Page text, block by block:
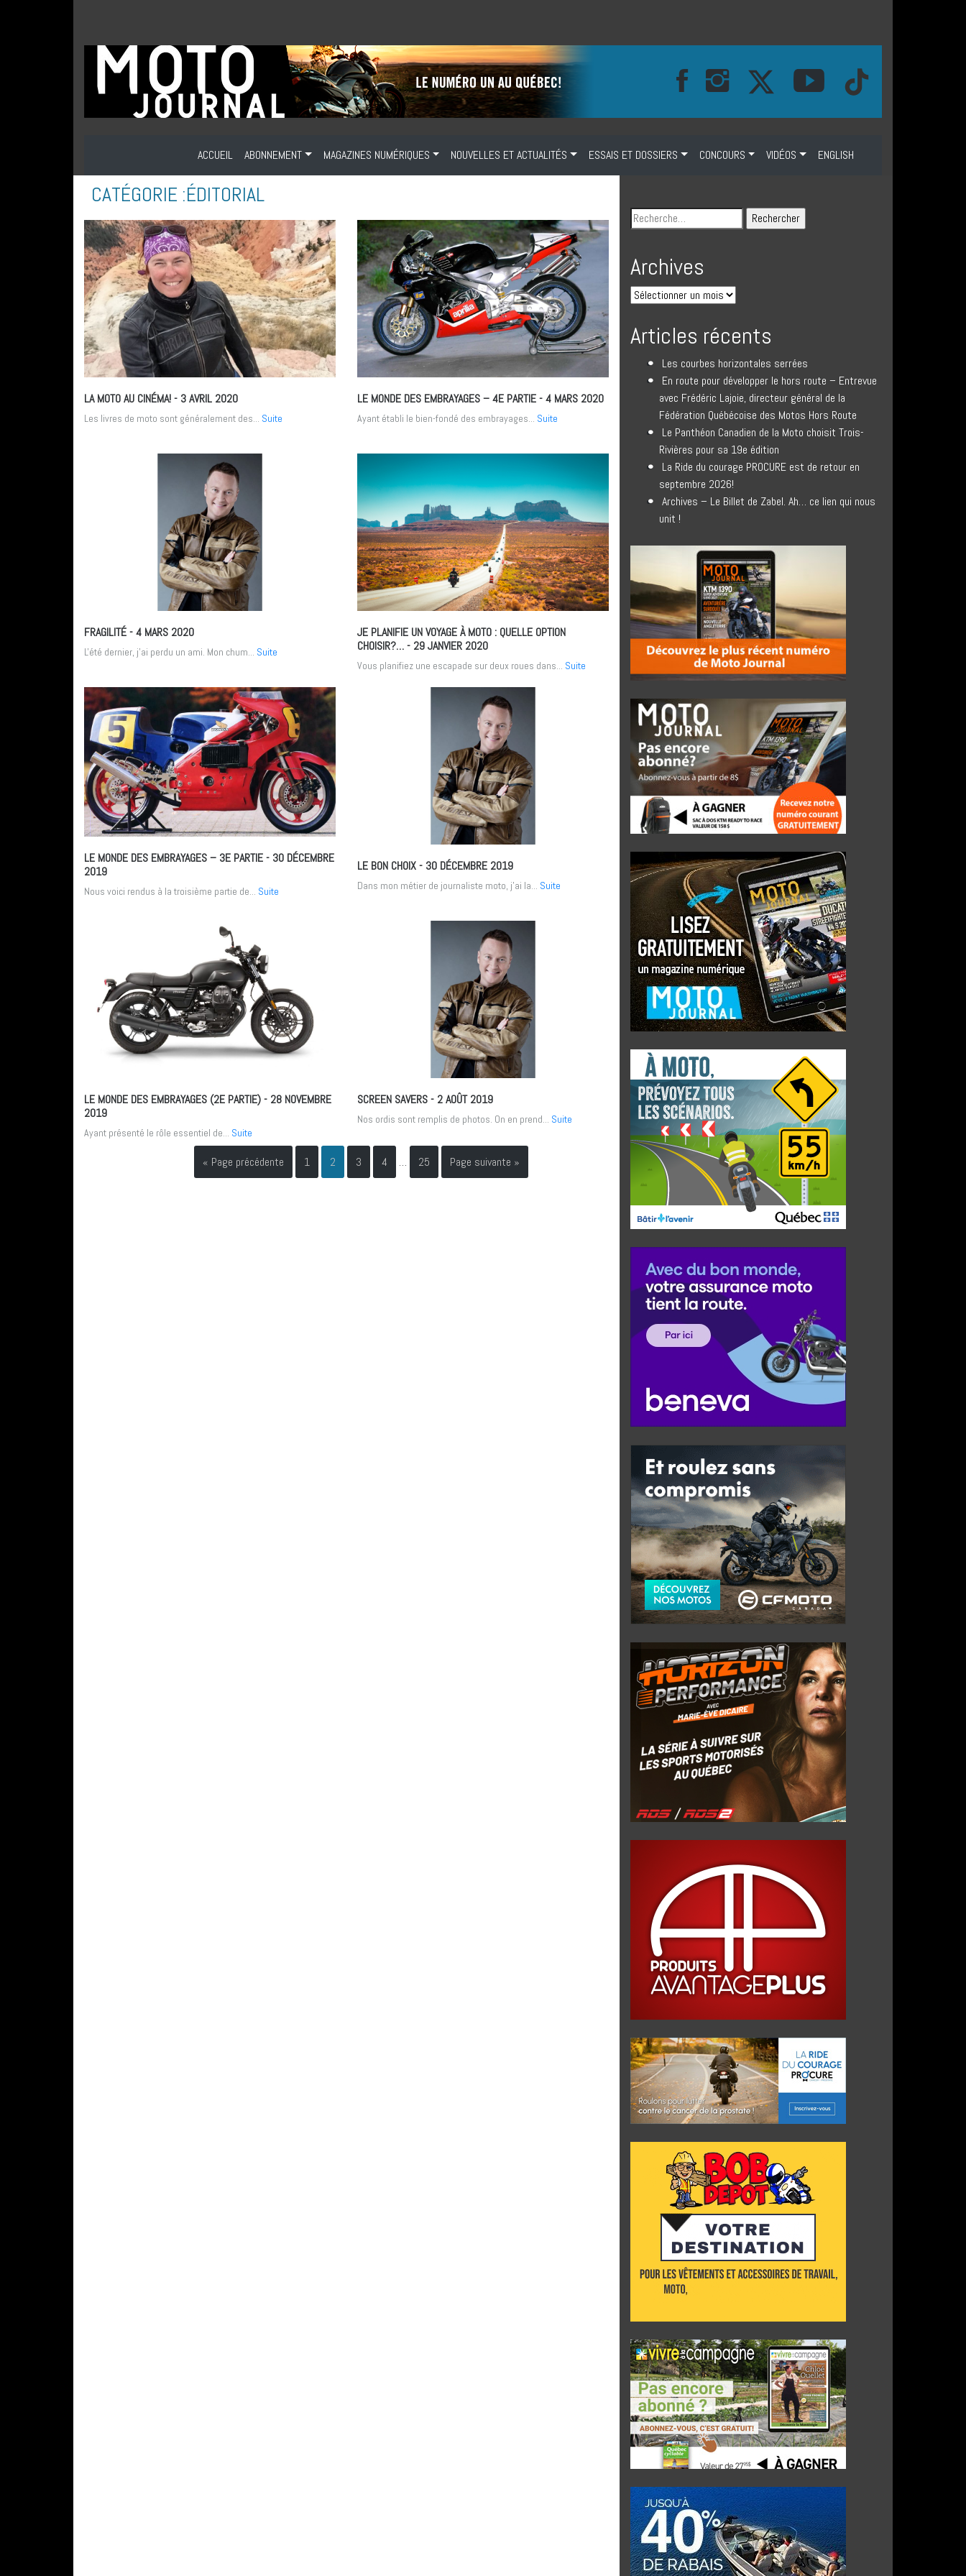
ACCUEIL ABONNEMENT MAGAZINES NUMÉRIQUES NOUVELLES ET ACTUALITÉS ESSAIS ET DOSSIERS CONCOURS VIDÉOS ENGLISH
CATÉGORIE :ÉDITORIAL
LA MOTO AU CINÉMA!- 3 AVRIL 2020
Les livres de moto sont généralement des... Suite
LE MONDE DES EMBRAYAGES – 4E PARTIE- 4 MARS 2020
Ayant établi le bien-fondé des embrayages... Suite
FRAGILITÉ- 4 MARS 2020
L'été dernier, j’ai perdu un ami. Mon chum... Suite
JE PLANIFIE UN VOYAGE À MOTO : QUELLE OPTION
CHOISIR?…- 29 JANVIER 2020
Vous planifiez une escapade sur deux roues dans... Suite
LE MONDE DES EMBRAYAGES – 3E PARTIE- 30 DÉCEMBRE
2019
Nous voici rendus à la troisième partie de... Suite
LE BON CHOIX- 30 DÉCEMBRE 2019
Dans mon métier de journaliste moto, j’ai la... Suite
LE MONDE DES EMBRAYAGES (2E PARTIE)- 28 NOVEMBRE
2019
Ayant présenté le rôle essentiel de... Suite
SCREEN SAVERS- 2 AOÛT 2019
Nos ordis sont remplis de photos. On en prend... Suite
« Page précédente 1 2 3 4 … 25 Page suivante »
Archives
Articles récents
Les courbes horizontales serrées
En route pour développer le hors route – Entrevue
avec Frédéric Lajoie, directeur général de la
Fédération Québécoise des Motos Hors Route
Le Panthéon Canadien de la Moto choisit Trois-
Rivières pour sa 19e édition
La Ride du courage PROCURE est de retour en
septembre 2026!
Archives – Le Billet de Zabel. Ah… ce lien qui nous
unit !